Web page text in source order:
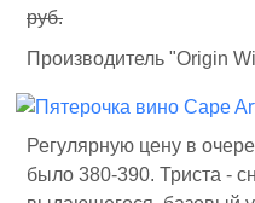
руб.
Производитель "Origin
Регулярную цену в
было 380-390. Триста -